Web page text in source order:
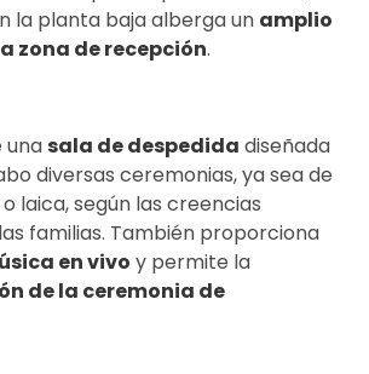
la planta baja alberga un amplio
zona de recepción.
una sala de despedida diseñada
diversas ceremonias, ya sea de
laica, según las creencias
familias. También proporciona
en vivo y permite la
de la ceremonia de